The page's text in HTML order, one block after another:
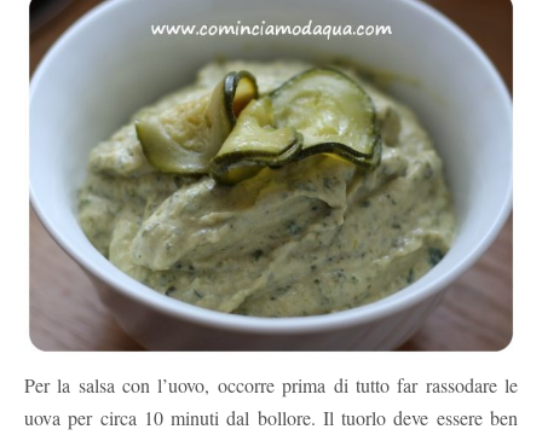
Per la salsa con l’uovo, occorre prima di tutto far rassodare le
uova per circa 10 minuti dal bollore. Il tuorlo deve essere ben